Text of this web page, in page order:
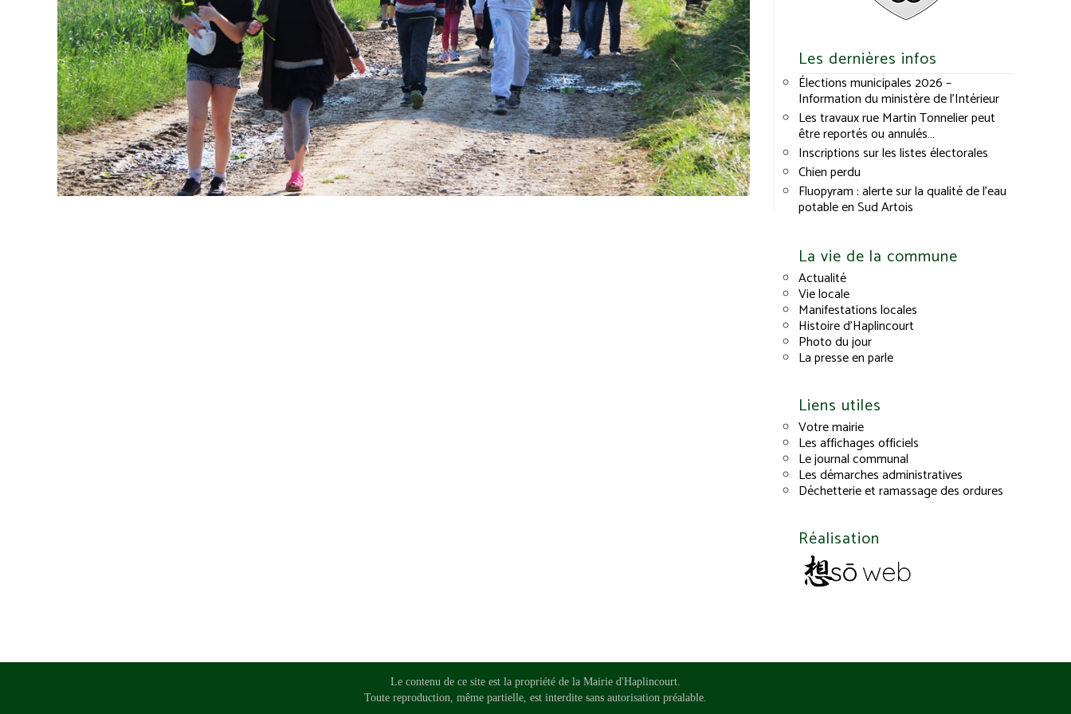
Les dernières infos
Élections municipales 2026 –
Information du ministère de l’Intérieur
Les travaux rue Martin Tonnelier peut
être reportés ou annulés…
Inscriptions sur les listes électorales
Chien perdu
Fluopyram : alerte sur la qualité de l’eau
potable en Sud Artois
La vie de la commune
Actualité
Vie locale
Manifestations locales
Histoire d’Haplincourt
Photo du jour
La presse en parle
Liens utiles
Votre mairie
Les affichages officiels
Le journal communal
Les démarches administratives
Déchetterie et ramassage des ordures
Réalisation
Le contenu de ce site est la propriété de la Mairie d'Haplincourt.
Toute reproduction, même partielle, est interdite sans autorisation préalable.